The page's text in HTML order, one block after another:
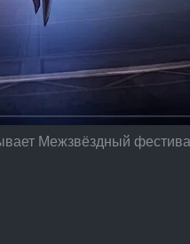
Межзвёздный